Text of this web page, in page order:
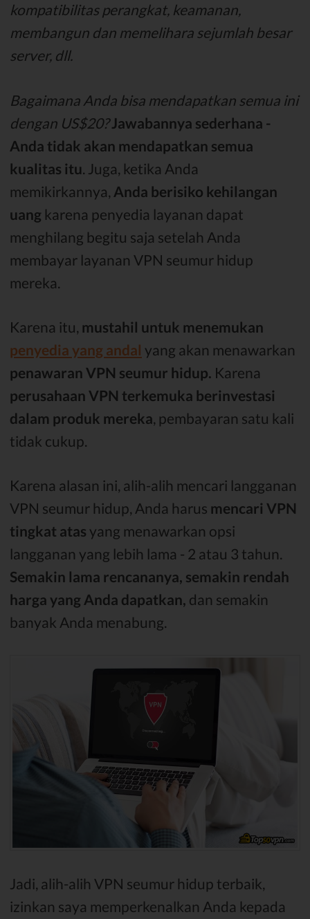
kompatibilitas perangkat, keamanan,
membangun dan memelihara sejumlah besar
server, dll.
Bagaimana Anda bisa mendapatkan semua ini
dengan US$20? Jawabannya sederhana -
Anda tidak akan mendapatkan semua
kualitas itu . Juga, ketika Anda
memikirkannya, Anda berisiko kehilangan
uang karena penyedia layanan dapat
menghilang begitu saja setelah Anda
membayar layanan VPN seumur hidup
mereka.
Karena itu, mustahil untuk menemukan
penyedia yang andal yang akan menawarkan
penawaran VPN seumur hidup. Karena
perusahaan VPN terkemuka berinvestasi
dalam produk mereka , pembayaran satu kali
tidak cukup.
Karena alasan ini, alih-alih mencari langganan
VPN seumur hidup, Anda harus mencari VPN
tingkat atas yang menawarkan opsi
langganan yang lebih lama - 2 atau 3 tahun.
Semakin lama rencananya, semakin rendah
harga yang Anda dapatkan, dan semakin
banyak Anda menabung.
Jadi, alih-alih VPN seumur hidup terbaik,
izinkan saya memperkenalkan Anda kepada